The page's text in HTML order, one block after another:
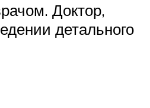
Доктор,
детального